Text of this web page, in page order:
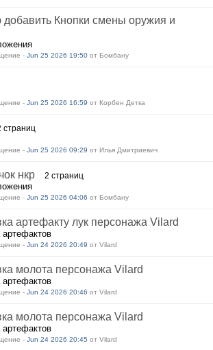
добавить Кнопки смены оружия и
- Jun 25 2026 19:50 от Бомбану
- Jun 25 2026 16:59 от Корбен Детка
страниц
- Jun 25 2026 09:29 от Илья Дмитриевич
нкр 2 страниц
- Jun 25 2026 04:06 от Бомбану
артефакту лук персонажа Vilard
- Jun 24 2026 20:49 от Vilard
молота персонажа Vilard
- Jun 24 2026 20:46 от Vilard
молота персонажа Vilard
- Jun 24 2026 20:45 от Vilard